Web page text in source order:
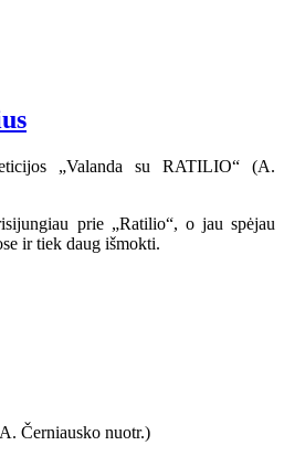
prie „Ratilio“, o jau spėjau
ir tiek daug išmokti.